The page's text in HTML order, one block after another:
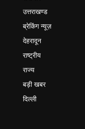
उत्तराखण्ड
ब्रेकिंग न्यूज़
देहरादून
राष्ट्रीय
राज्य
बड़ी खबर
दिल्ली